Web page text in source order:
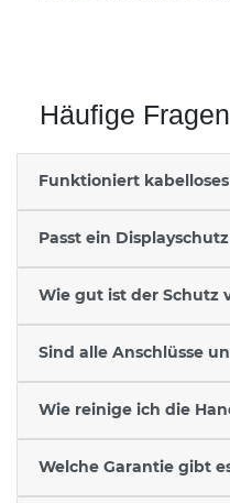
Häufige
Funktioniert
Passt ein
Wie gut ist der Schutz
Sind alle Anschlüsse
Wie reinige ich die
Welche Garantie gibt